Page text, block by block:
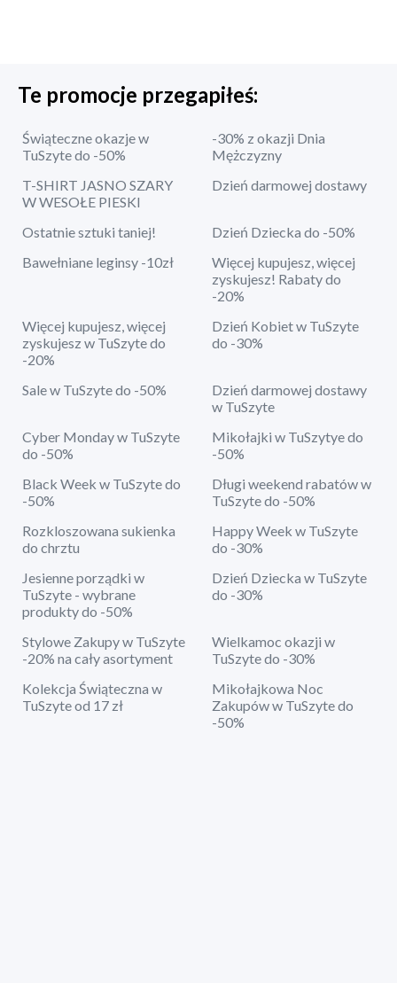
Te promocje przegapiłeś:
Świąteczne okazje w
TuSzyte do -50%
-30% z okazji Dnia
Mężczyzny
T-SHIRT JASNO SZARY
W WESOŁE PIESKI
Dzień darmowej dostawy
Ostatnie sztuki taniej!
Dzień Dziecka do -50%
Bawełniane leginsy -10zł
Więcej kupujesz, więcej
zyskujesz! Rabaty do
-20%
Więcej kupujesz, więcej
zyskujesz w TuSzyte do
-20%
Dzień Kobiet w TuSzyte
do -30%
Sale w TuSzyte do -50%
Dzień darmowej dostawy
w TuSzyte
Cyber Monday w TuSzyte
do -50%
Mikołajki w TuSzytye do
-50%
Black Week w TuSzyte do
-50%
Długi weekend rabatów w
TuSzyte do -50%
Rozkloszowana sukienka
do chrztu
Happy Week w TuSzyte
do -30%
Jesienne porządki w
TuSzyte - wybrane
produkty do -50%
Dzień Dziecka w TuSzyte
do -30%
Stylowe Zakupy w TuSzyte
-20% na cały asortyment
Wielkamoc okazji w
TuSzyte do -30%
Kolekcja Świąteczna w
TuSzyte od 17 zł
Mikołajkowa Noc
Zakupów w TuSzyte do
-50%